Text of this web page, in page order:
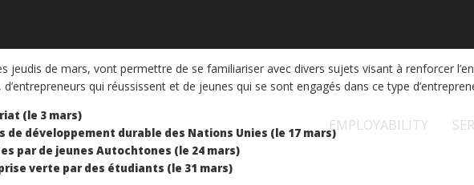
EMPLOYABILITY
jeudis de mars, vont permettre de se familiariser avec divers sujets visant à renforcer
qui réussissent et de jeunes qui se sont engagés dans ce type
(le 3 mars)
développement durable des Nations Unies (le 17 mars)
par de jeunes Autochtones (le 24 mars)
verte par des étudiants (le 31 mars)